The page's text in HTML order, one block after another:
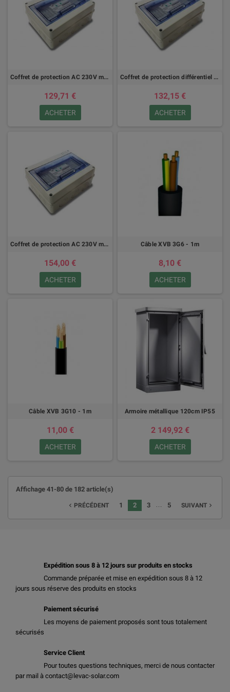
Coffret de protection AC 230V monophasé - 16A - 300mA
129,71 €
ACHETER
Coffret de protection différentiel AC 230V monophasé
132,15 €
ACHETER
Coffret de protection AC 230V monophasé - 20A - 300mA
154,00 €
ACHETER
Câble XVB 3G6 - 1m
8,10 €
ACHETER
Câble XVB 3G10 - 1m
11,00 €
ACHETER
Armoire métallique 120cm IP55
2 149,92 €
ACHETER
Affichage 41-80 de 182 article(s)
navigate_before PRÉCÉDENT 1 2 3 … 5 SUIVANT navigate_next
Expédition sous 8 à 12 jours sur produits en stocks
Commande préparée et mise en expédition sous 8 à 12
jours sous réserve des produits en stocks
Paiement sécurisé
Les moyens de paiement proposés sont tous totalement
sécurisés
Service Client
Pour toutes questions techniques, merci de nous contacter
par mail à contact@levac-solar.com